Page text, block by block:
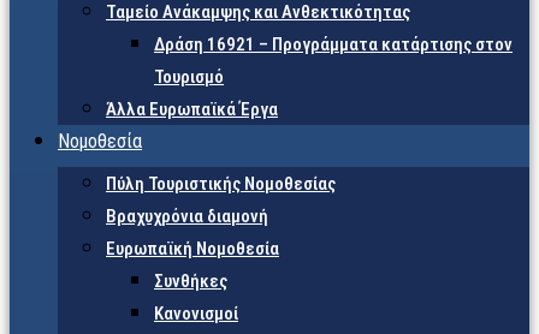
Ταμείο Ανάκαμψης και Ανθεκτικότητας
Δράση 16921 – Προγράμματα κατάρτισης στον
Τουρισμό
Άλλα Ευρωπαϊκά Έργα
Νομοθεσία
Πύλη Τουριστικής Νομοθεσίας
Βραχυχρόνια διαμονή
Ευρωπαϊκή Νομοθεσία
Συνθήκες
Κανονισμοί